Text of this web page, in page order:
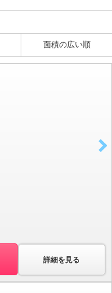
面積の広い順
詳細を見る